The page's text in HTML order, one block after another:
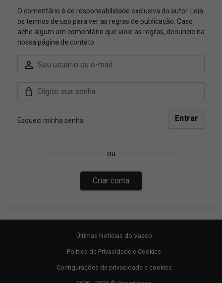
Últimas Notícias do Vasco
Política de Privacidade e Cookies
Configurações de privacidade e cookies